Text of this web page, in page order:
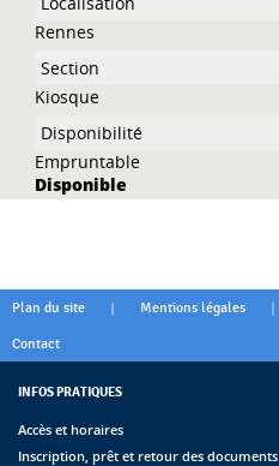
Rennes
Kiosque
Empruntable
Disponible
Plan du site | Mentions légales |
Contact
INFOS PRATIQUES
Accès et horaires
Inscription, prêt et retour des documents